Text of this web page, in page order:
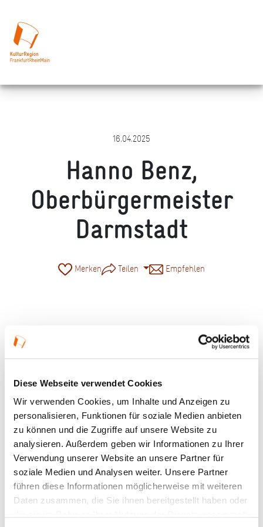
Diese Webseite verwendet Cookies
Wir verwenden Cookies, um Inhalte und Anzeigen zu
personalisieren, Funktionen für soziale Medien anbieten
zu können und die Zugriffe auf unsere Website zu
analysieren. Außerdem geben wir Informationen zu Ihrer
Verwendung unserer Website an unsere Partner für
soziale Medien und Analysen weiter. Unsere Partner
führen diese Informationen möglicherweise mit weiteren
Daten zusammen, die Sie ihnen bereitgestellt haben oder
16.04.2025
Hanno Benz,
Oberbürgermeister
Darmstadt
Merken Teilen Empfehlen